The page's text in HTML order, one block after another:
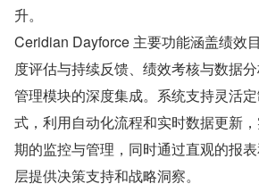
升。
Ceridian Dayforce 主要功能涵盖绩效
度评估与持续反馈、绩效考核与数据
管理模块的深度集成。系统支持灵活
式，利用自动化流程和实时数据更新
期的监控与管理，同时通过直观的报
层提供决策支持和战略洞察。